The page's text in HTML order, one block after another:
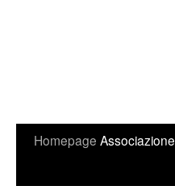
Homepage Associazione